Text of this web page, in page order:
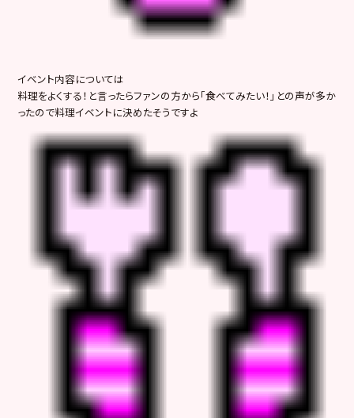
イベント内容については
料理をよくする！と言ったらファンの方から「食べてみたい！」との声が多か
ったので料理イベントに決めたそうですよ